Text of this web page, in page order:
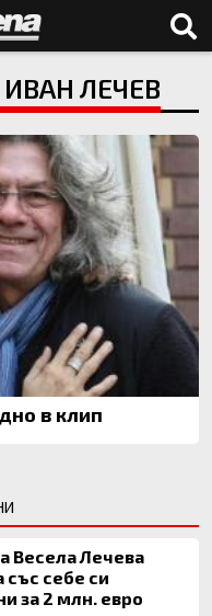
ЛЕЧЕВ
в клип
Весела Лечева
със себе си
за 2 млн. евро